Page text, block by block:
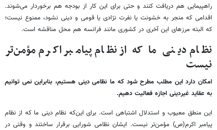
راهپیمایی هم دریافت کنند و حتی برای این کار از بودجه هم برخوردار می‌شوند.
اقدامی که منجر به خشونت یا نفرت نژادی یا قومی و دینی نشود، ممنوع نیست؛
که البته مرزهای این آخری در کشوری مانند فرانسه هم محل مناقشه است.
نظام دینی ما که از نظام پیامبر اکرم مؤمن‌تر
نیست
امکان دارد این مطلب مطرح شود که ما نظامی دینی هستیم، بنابراین نمی توانیم
به عقاید غیردینی اجازه فعالیت دهیم.
این منطق معیوب و استدلال اشتباهی است. برای این‌که نظام دینی ما که از نظام
پیامبر اکرم(ص) مؤمن‌تر نیست. ایشان نظامی شورایی برقرار ساختند و وقتی در